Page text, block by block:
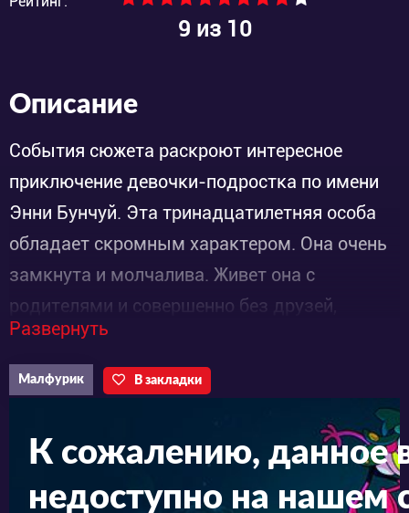
9 из 10
Описание
События сюжета раскроют интересное
приключение девочки-подростка по имени
Энни Бунчуй. Эта тринадцатилетняя особа
обладает скромным характером. Она очень
замкнута и молчалива. Живет она с
родителями и совершенно без друзей,
потому что общаться с ней очень трудно.
Главная героиня ничем не интересовалась, ни
за кого не переживала, так и жила бы в
своем сером и закрытом мирке, если бы с
ней не произошел один уникальный случай.
Развернуть
Малфурик В закладки
К сожалению, данное
недоступно на нашем